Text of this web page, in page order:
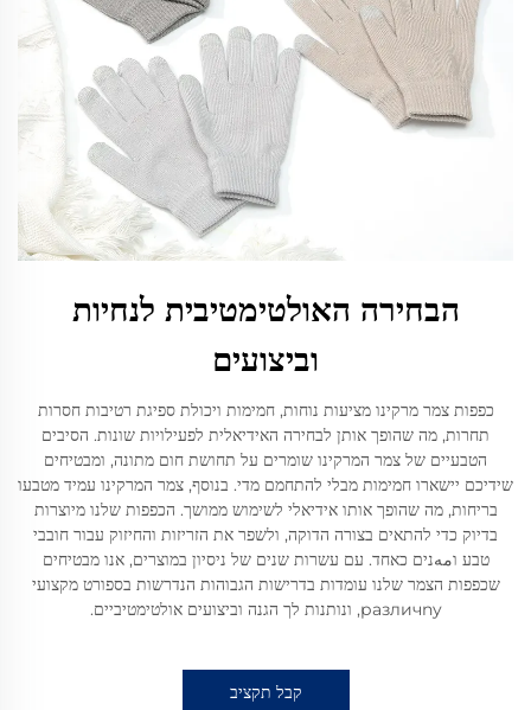
הבחירה האולטימטיבית לנחיות
וביצועים
כפפות צמר מרקינו מציעות נוחות, חמימות ויכולת ספיגת רטיבות חסרות
תחרות, מה שהופך אותן לבחירה האידיאלית לפעילויות שונות. הסיבים
הטבעיים של צמר המרקינו שומרים על תחושת חום מתונה, ומבטיחים
שידיכם יישארו חמימות מבלי להתחמם מדי. בנוסף, צמר המרקינו עמיד מטבעו
בריחות, מה שהופך אותו אידיאלי לשימוש ממושך. הכפפות שלנו מיוצרות
בדיוק כדי להתאים בצורה הדוקה, ולשפר את הזריזות והחיזוק עבור חובבי
טבע וمهנים כאחד. עם עשרות שנים של ניסיון במוצרים, אנו מבטיחים
שכפפות הצמר שלנו עומדות בדרישות הגבוהות הנדרשות בספורט מקצועי
различny, ונותנות לך הגנה וביצועים אולטימטיביים.
קבל תקציב